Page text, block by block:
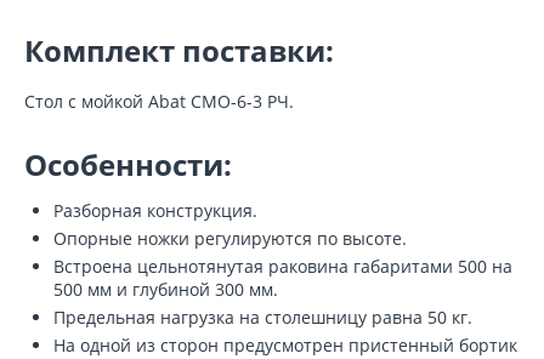
Комплект поставки:
Стол с мойкой Abat СМО-6-3 РЧ.
Особенности:
Разборная конструкция.
Опорные ножки регулируются по высоте.
Встроена цельнотянутая раковина габаритами 500 на
500 мм и глубиной 300 мм.
Предельная нагрузка на столешницу равна 50 кг.
На одной из сторон предусмотрен пристенный бортик